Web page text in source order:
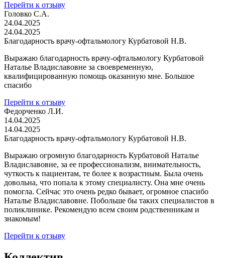
Перейти к отзыву
Головко С.А.
24.04.2025
24.04.2025
Благодарность врачу-офтальмологу Курбатовой Н.В.
Выражаю благодарность врачу-офтальмологу Курбатовой
Наталье Владиславовне за своевременную,
квалифицированную помощь оказанную мне. Большое
спасибо
Перейти к отзыву
Федорченко Л.И.
14.04.2025
14.04.2025
Благодарность врачу-офтальмологу Курбатовой Н.В.
Выражаю огромную благодарность Курбатовой Наталье
Владиславовне, за ее профессионализм, внимательность,
чуткость к пациентам, те более к возрастным. Была очень
довольна, что попала к этому специалисту. Она мне очень
помогла. Сейчас это очень редко бывает, огромное спасибо
Наталье Владиславовне. Побольше бы таких специалистов в
поликлинике. Рекомендую всем своим родственникам и
знакомым!
Перейти к отзыву